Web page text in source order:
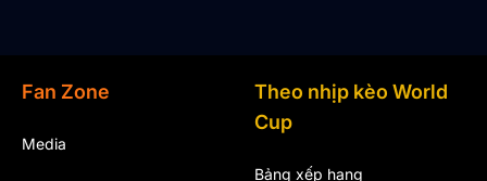
Fan Zone
Media
Theo nhịp kèo World
Cup
Bảng xếp hạng